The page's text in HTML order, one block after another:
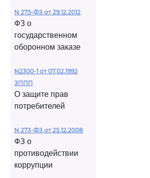
N 275-ФЗ от 29.12.2012
ФЗ о
государственном
оборонном заказе
N2300-1 от 07.02.1992
ЗППП
О защите прав
потребителей
N 273-ФЗ от 25.12.2008
ФЗ о
противодействии
коррупции